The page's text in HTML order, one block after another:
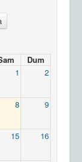
Dum
1 2
8 9
15 16